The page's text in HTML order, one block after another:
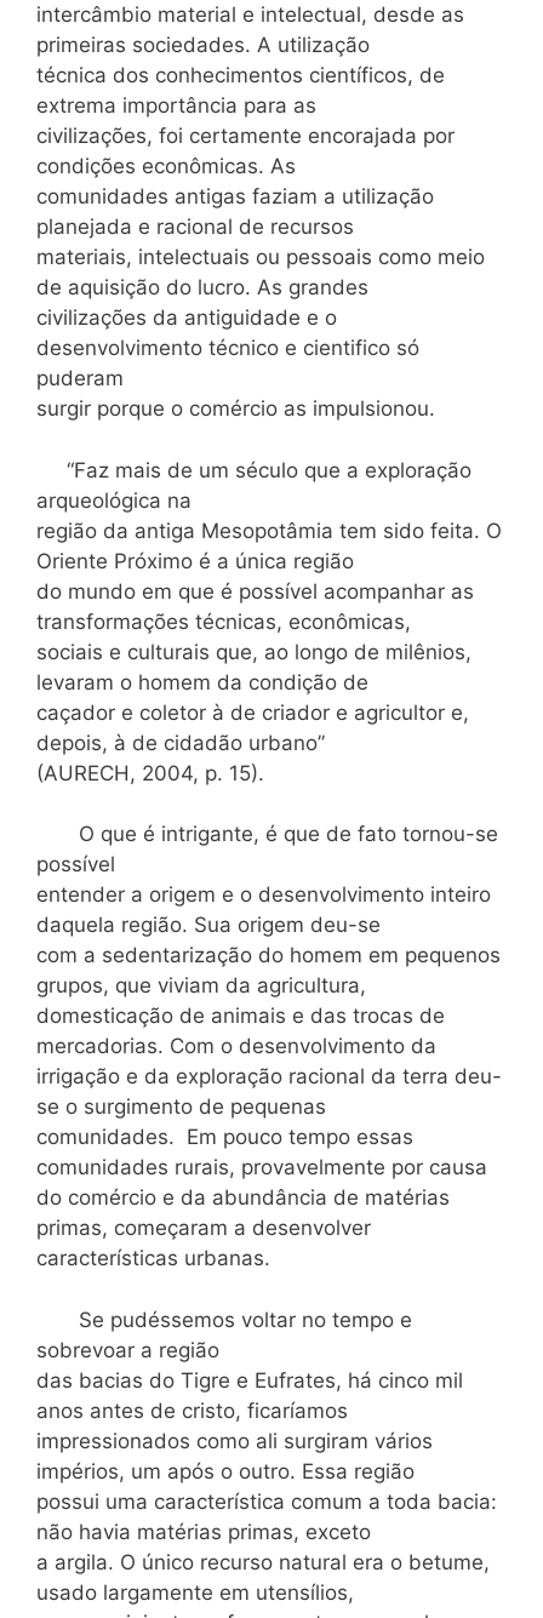
intercâmbio material e intelectual, desde as
primeiras sociedades. A utilização
técnica dos conhecimentos científicos, de
extrema importância para as
civilizações, foi certamente encorajada por
condições econômicas. As
comunidades antigas faziam a utilização
planejada e racional de recursos
materiais, intelectuais ou pessoais como meio
de aquisição do lucro. As grandes
civilizações da antiguidade e o
desenvolvimento técnico e cientifico só
puderam
surgir porque o comércio as impulsionou.
“Faz mais de um século que a exploração
arqueológica na
região da antiga Mesopotâmia tem sido feita. O
Oriente Próximo é a única região
do mundo em que é possível acompanhar as
transformações técnicas, econômicas,
sociais e culturais que, ao longo de milênios,
levaram o homem da condição de
caçador e coletor à de criador e agricultor e,
depois, à de cidadão urbano”
(AURECH, 2004, p. 15).
O que é intrigante, é que de fato tornou-se
possível
entender a origem e o desenvolvimento inteiro
daquela região. Sua origem deu-se
com a sedentarização do homem em pequenos
grupos, que viviam da agricultura,
domesticação de animais e das trocas de
mercadorias. Com o desenvolvimento da
irrigação e da exploração racional da terra deu-
se o surgimento de pequenas
comunidades. Em pouco tempo essas
comunidades rurais, provavelmente por causa
do comércio e da abundância de matérias
primas, começaram a desenvolver
características urbanas.
Se pudéssemos voltar no tempo e
sobrevoar a região
das bacias do Tigre e Eufrates, há cinco mil
anos antes de cristo, ficaríamos
impressionados como ali surgiram vários
impérios, um após o outro. Essa região
possui uma característica comum a toda bacia:
não havia matérias primas, exceto
a argila. O único recurso natural era o betume,
usado largamente em utensílios,